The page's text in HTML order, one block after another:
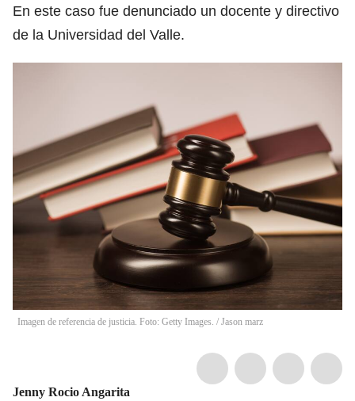
En este caso fue denunciado un docente y directivo
de la Universidad del Valle.
Imagen de referencia de justicia. Foto: Getty Images. / Jason marz
Jenny Rocio Angarita